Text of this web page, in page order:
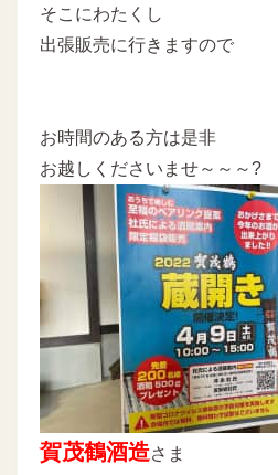
そこにわたくし
出張販売に行きますので
お時間のある方は是非
お越しくださいませ～～～?
賀茂鶴酒造さま